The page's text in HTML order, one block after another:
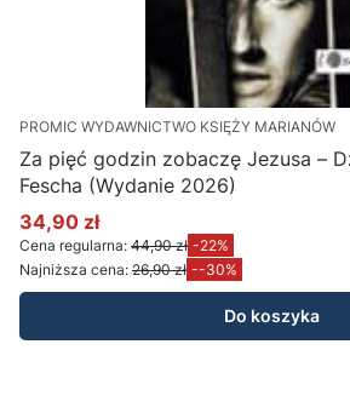
PROMIC WYDAWNICTWO KSIĘŻY MARIANÓW
Za pięć godzin zobaczę Jezusa –
Fescha (Wydanie 2026)
Cena promocyjna
34,90 zł
Cena regularna: 44,90 zł -22%
Najniższa cena: 26,90 zł --30%
Do koszyka